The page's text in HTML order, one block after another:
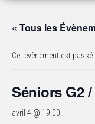
« Tous les
Cet évènement est passé.
Séniors G2 /
avril 4 @ 19:00